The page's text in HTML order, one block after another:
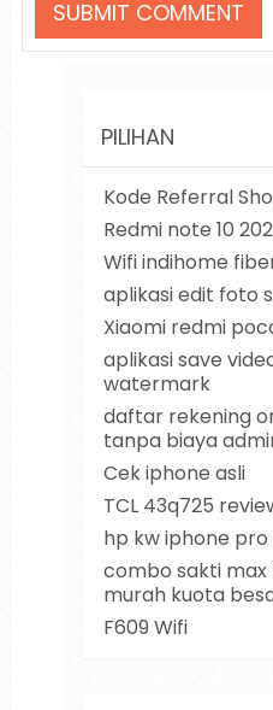
PILIHAN
Kode Referral
Redmi note 10
Wifi indihome
aplikasi edit foto
Xiaomi redmi
aplikasi save
watermark
daftar rekening
tanpa biaya
Cek iphone asli
TCL 43q725
hp kw iphone
combo sakti
murah kuota
F609 Wifi